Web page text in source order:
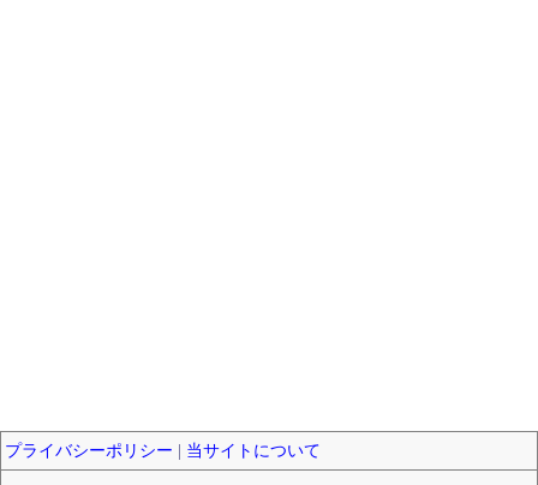
プライバシーポリシー | 当サイトについて